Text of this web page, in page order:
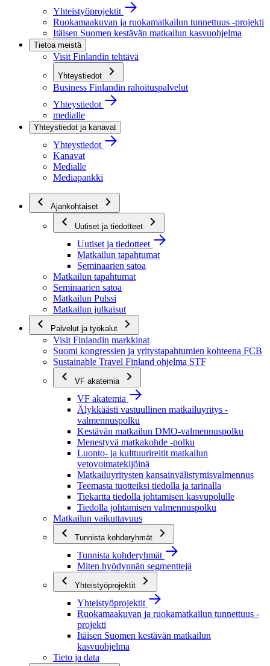
Yhteistyöprojektit
Ruokamaakuvan ja ruokamatkailun tunnettuus -projekti
Itäisen Suomen kestävän matkailun kasvuohjelma
Tietoa meistä
Visit Finlandin tehtävä
Yhteystiedot
Business Finlandin rahoituspalvelut
Yhteystiedot
medialle
Yhteystiedot ja kanavat
Yhteystiedot
Kanavat
Medialle
Mediapankki
Ajankohtaiset
Uutiset ja tiedotteet
Uutiset ja tiedotteet
Matkailun tapahtumat
Seminaarien satoa
Matkailun tapahtumat
Seminaarien satoa
Matkailun Pulssi
Matkailun julkaisut
Palvelut ja työkalut
Visit Finlandin markkinat
Suomi kongressien ja yritystapahtumien kohteena FCB
Sustainable Travel Finland ohjelma STF
VF akatemia
VF akatemia
Älykkäästi vastuullinen matkailuyritys -
valmennuspolku
Kestävän matkailun DMO-valmennuspolku
Menestyvä matkakohde -polku
Luonto- ja kulttuurireitit matkailun
vetovoimatekijöinä
Matkailuyritysten kansainvälistymisvalmennus
Teemasta tuotteiksi tiedolla ja tarinalla
Tiekartta tiedolla johtamisen kasvupolulle
Tiedolla johtamisen valmennuspolku
Matkailun vaikuttavuus
Tunnista kohderyhmät
Tunnista kohderyhmät
Miten hyödynnän segmenttejä
Yhteistyöprojektit
Yhteistyöprojektit
Ruokamaakuvan ja ruokamatkailun tunnettuus -
projekti
Itäisen Suomen kestävän matkailun
kasvuohjelma
Tieto ja data